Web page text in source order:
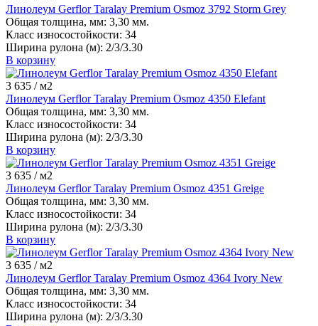
Линолеум Gerflor Taralay Premium Osmoz 3792 Storm Grey
Общая толщина, мм: 3,30 мм.
Класс износостойкости: 34
Ширина рулона (м): 2/3/3.30
В корзину
3 635 / м2
Линолеум Gerflor Taralay Premium Osmoz 4350 Elefant
Общая толщина, мм: 3,30 мм.
Класс износостойкости: 34
Ширина рулона (м): 2/3/3.30
В корзину
3 635 / м2
Линолеум Gerflor Taralay Premium Osmoz 4351 Greige
Общая толщина, мм: 3,30 мм.
Класс износостойкости: 34
Ширина рулона (м): 2/3/3.30
В корзину
3 635 / м2
Линолеум Gerflor Taralay Premium Osmoz 4364 Ivory New
Общая толщина, мм: 3,30 мм.
Класс износостойкости: 34
Ширина рулона (м): 2/3/3.30